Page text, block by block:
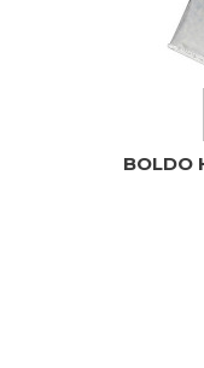
BOLDO